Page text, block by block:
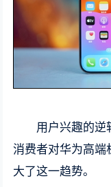
用户兴趣的逆
消费者对华为高端
大了这一趋势。